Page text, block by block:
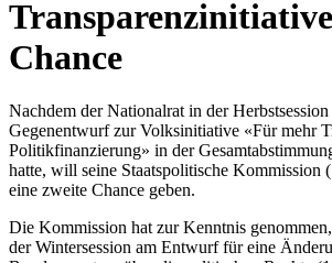
Chance
Nachdem der Nationalrat in der
Gegenentwurf zur Volksinitiative «Für mehr
Politikfinanzierung» in der
hatte, will seine Staatspolitische Kommission
eine zweite Chance geben.
Die Kommission hat zur Kenntnis
der Wintersession am Entwurf für eine